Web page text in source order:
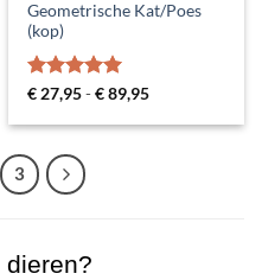
Geometrische Kat/Poes
(kop)
Gewaardeerd
€27,95-€89,95Prijsklasse:
tot
3